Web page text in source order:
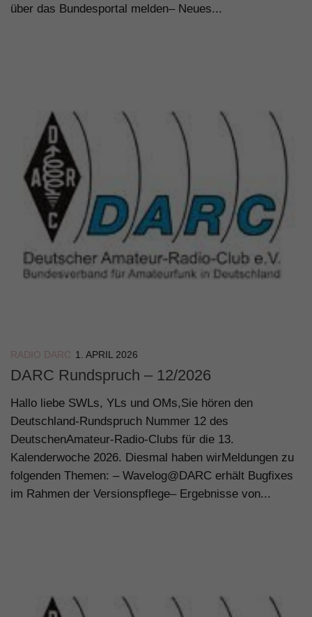
über das Bundesportal melden– Neues...
RADIO DARC 1. APRIL 2026
DARC Rundspruch – 12/2026
Hallo liebe SWLs, YLs und OMs,Sie hören den
Deutschland-Rundspruch Nummer 12 des
DeutschenAmateur-Radio-Clubs für die 13.
Kalenderwoche 2026. Diesmal haben wirMeldungen zu
folgenden Themen: – Wavelog@DARC erhält Bugfixes
im Rahmen der Versionspflege– Ergebnisse von...